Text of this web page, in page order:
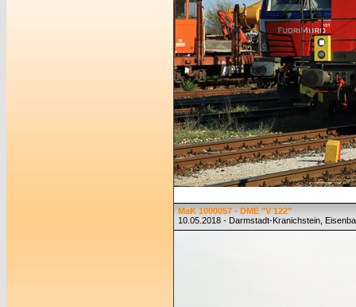
MaK 1000057 - DME "V 122"
10.05.2018 - Darmstadt-Kranichstein,